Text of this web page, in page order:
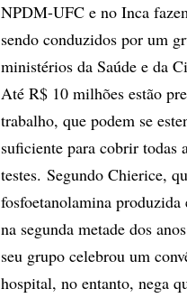
NPDM-UFC e no Inca
sendo conduzidos por um
ministérios da Saúde e da
Até R$ 10 milhões estão
trabalho, que podem se
suficiente para cobrir todas
testes. Segundo Chierice,
fosfoetanolamina
na segunda metade dos
seu grupo celebrou um
hospital, no entanto, nega